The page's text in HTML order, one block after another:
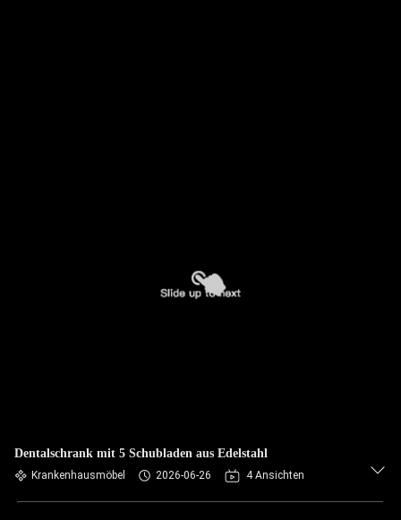
Dentalschrank mit 5 Schubladen aus Edelstahl
Krankenhausmöbel 2026-06-26 4 Ansichten